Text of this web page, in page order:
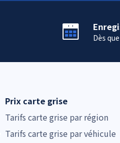
Dès
Prix carte grise
Tarifs carte grise par région
Tarifs carte grise par véhicule